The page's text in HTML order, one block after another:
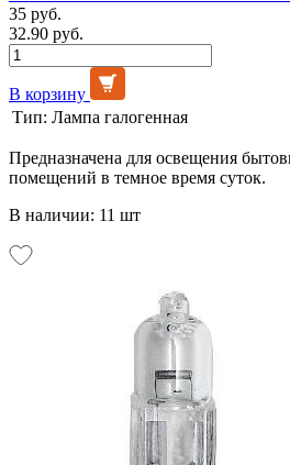
35 руб.
32.90 руб.
В корзину
Тип: Лампа галогенная
Предназначена для освещения
помещений в темное время суток.
В наличии: 11 шт